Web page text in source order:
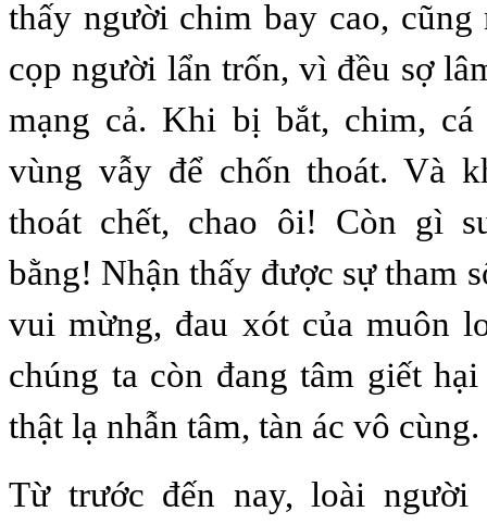
thấy người chim bay cao,
cọp người lẩn trốn, vì đều sợ
mạng cả. Khi bị bắt, chim, cá
vùng vẫy để chốn thoát. Và
thoát chết, chao ôi! Còn gì
bằng! Nhận thấy được sự tham
vui mừng, đau xót của muôn
chúng ta còn đang tâm giết
thật lạ nhẫn tâm, tàn ác vô cùng.
Từ trước đến nay, loài người